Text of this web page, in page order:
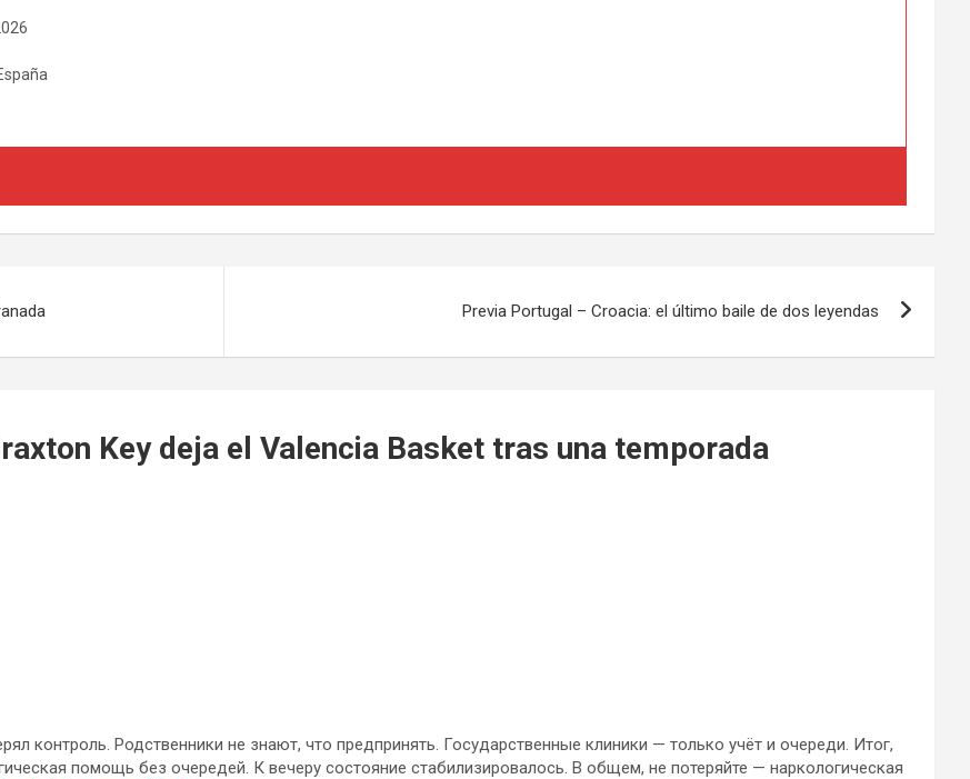
Previa Portugal – Croacia: el último baile de dos leyendas
Key deja el Valencia Basket tras una temporada
контроль. Родственники не знают, что предпринять. Государственные клиники — только учёт и очереди. Итог,
помощь без очередей. К вечеру состояние стабилизировалось. В общем, не потеряйте — наркологическая